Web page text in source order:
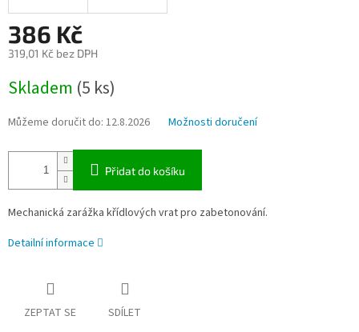
386 Kč
319,01 Kč bez DPH
cena:
Skladem (5 ks)
Můžeme doručit do: 12.8.2026 Možnosti doručení
Přidat do košíku
Mechanická zarážka křídlových vrat pro zabetonování.
Detailní informace
ZEPTAT SE SDÍLET